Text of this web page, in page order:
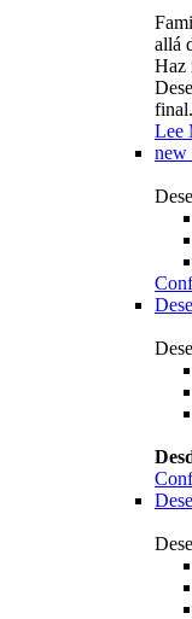
allá
Haz
final.
Lee
new